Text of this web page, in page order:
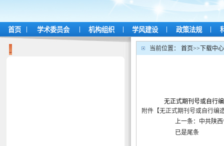
首页 | 学术委员会 | 机构组织 | 学风建设 | 政策法规 |
当前位置： 首页>> 下载中心
无正式期刊号或自行
附件【无正式期刊号或自行编
上一条：中共陕
已是尾条